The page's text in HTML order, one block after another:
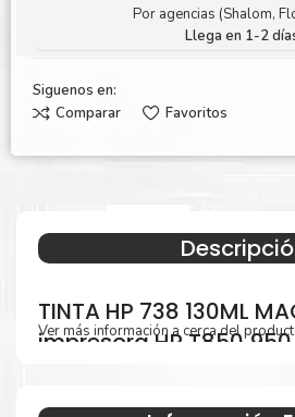
Por agencias (Shalom,
Llega en 1-2
Siguenos en:
Comparar
Favoritos
TINTA HP 738 130ML
impresora HP T850 950
Ver más información a cerca del